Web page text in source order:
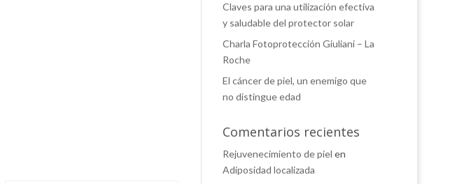
Claves para una utilización efectiva
y saludable del protector solar
Charla Fotoprotección Giuliani – La
Roche
El cáncer de piel, un enemigo que
no distingue edad
Comentarios recientes
Rejuvenecimiento de piel en
Adiposidad localizada